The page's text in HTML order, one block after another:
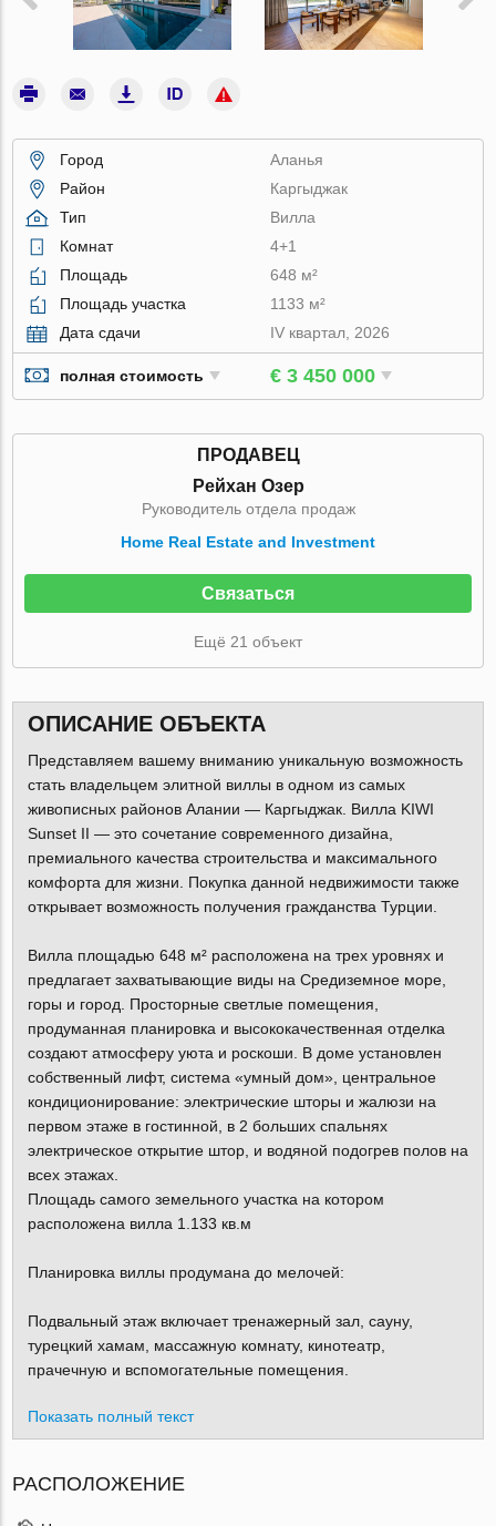
Город
Аланья
Район
Каргыджак
Тип
Вилла
Комнат
4+1
Площадь
648 м²
Площадь участка
1133 м²
Дата сдачи
IV квартал, 2026
полная стоимость € 3 450 000
ПРОДАВЕЦ
Рейхан Озер
Руководитель отдела продаж
Home Real Estate and Investment
Связаться
Ещё 21 объект
ОПИСАНИЕ ОБЪЕКТА
Представляем вашему вниманию уникальную возможность
стать владельцем элитной виллы в одном из самых
живописных районов Алании — Каргыджак. Вилла KIWI
Sunset II — это сочетание современного дизайна,
премиального качества строительства и максимального
комфорта для жизни. Покупка данной недвижимости также
открывает возможность получения гражданства Турции.
Вилла площадью 648 м² расположена на трех уровнях и
предлагает захватывающие виды на Средиземное море,
горы и город. Просторные светлые помещения,
продуманная планировка и высококачественная отделка
создают атмосферу уюта и роскоши. В доме установлен
собственный лифт, система «умный дом», центральное
кондиционирование: электрические шторы и жалюзи на
первом этаже в гостинной, в 2 больших спальнях
электрическое открытие штор, и водяной подогрев полов на
всех этажах.
Площадь самого земельного участка на котором
расположена вилла 1.133 кв.м
Планировка виллы продумана до мелочей:
Подвальный этаж включает тренажерный зал, сауну,
турецкий хамам, массажную комнату, кинотеатр,
прачечную и вспомогательные помещения.
Показать полный текст
РАСПОЛОЖЕНИЕ